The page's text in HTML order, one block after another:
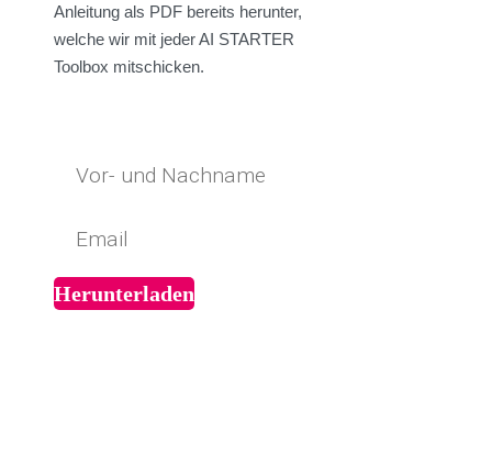
Anleitung als PDF bereits herunter,
welche wir mit jeder AI STARTER
Toolbox mitschicken.
Herunterladen